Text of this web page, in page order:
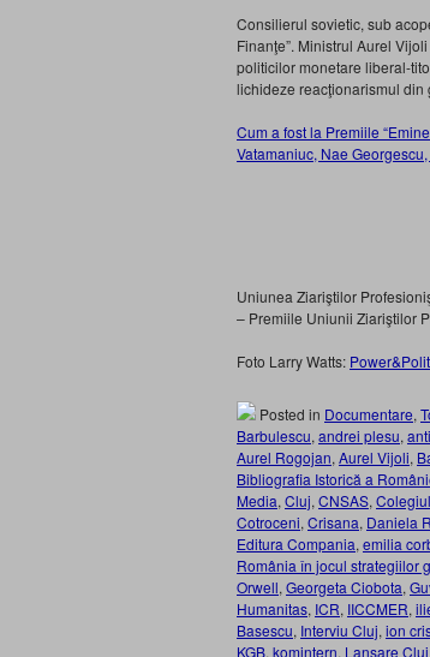
Consilierul sovietic, sub
Finanţe”. Ministrul Aurel
politicilor monetare liberal-
lichideze reacţionarismul din
Cum a fost la Premiile
Vatamaniuc, Nae
Uniunea Ziariştilor
– Premiile Uniunii Ziariştilor
Foto Larry Watts:
Posted in Documentare,
Barbulescu, andrei plesu,
Aurel Rogojan, Aurel Vijoli,
Bibliografia Istorică a
Media, Cluj, CNSAS,
Cotroceni, Crisana, Daniela
Editura Compania, emilia
România în jocul strategiilor
Orwell, Georgeta Ciobota,
Humanitas, ICR, IICCMER,
Basescu, Interviu Cluj, ion
KGB, komintern, Lansare Cluj